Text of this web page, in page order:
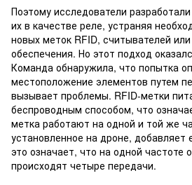
Поэтому исследователи
их в качестве реле, устраняя
новых меток RFID, считывателей
обеспечения. Но этот подход
Команда обнаружила, что попытка
местоположение элементов путем
вызывает проблемы. RFID-метки
беспроводным способом, что
метка работают на одной и той же
установленное на дроне,
это означает, что на одной частоте
происходят четыре передачи.